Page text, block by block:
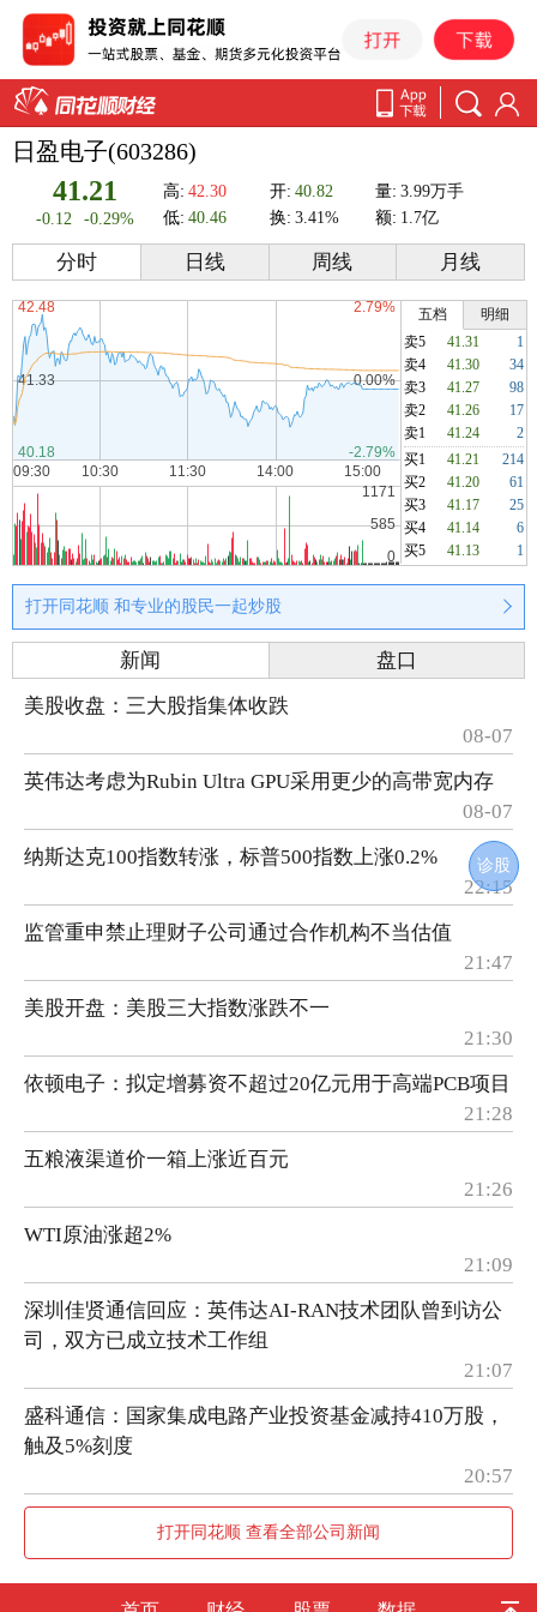
日盈电子(603286)
41.21
-0.12 -0.29%
高: 42.30 开: 40.82 量: 3.99万手
低: 40.46 换: 3.41% 额: 1.7亿
分时 日线 周线 月线
五档
明细
卖5
41.31
1
卖4
41.30
34
卖3
41.27
98
卖2
41.26
17
卖1
41.24
2
买1
41.21
214
买2
41.20
61
买3
41.17
25
买4
41.14
6
买5
41.13 1
打开同花顺 和专业的股民一起炒股
诊股
新闻
盘口
美股收盘：三大股指集体收跌
08-07
英伟达考虑为Rubin Ultra GPU采用更少的高带宽内存
08-07
纳斯达克100指数转涨，标普500指数上涨0.2%
22:15
监管重申禁止理财子公司通过合作机构不当估值
21:47
美股开盘：美股三大指数涨跌不一
21:30
依顿电子：拟定增募资不超过20亿元用于高端PCB项目
21:28
五粮液渠道价一箱上涨近百元
21:26
WTI原油涨超2%
21:09
深圳佳贤通信回应：英伟达AI-RAN技术团队曾到访公
司，双方已成立技术工作组
21:07
盛科通信：国家集成电路产业投资基金减持410万股，
触及5%刻度
20:57
打开同花顺 查看全部公司新闻